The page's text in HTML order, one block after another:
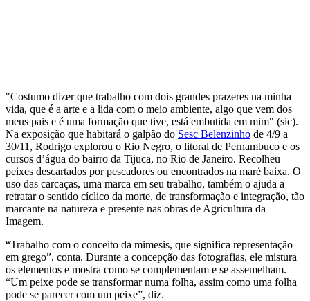
"Costumo dizer que trabalho com dois grandes prazeres na minha
vida, que é a arte e a lida com o meio ambiente, algo que vem dos
meus pais e é uma formação que tive, está embutida em mim" (sic).
Na exposição que habitará o galpão do Sesc Belenzinho de 4/9 a
30/11, Rodrigo explorou o Rio Negro, o litoral de Pernambuco e os
cursos d’água do bairro da Tijuca, no Rio de Janeiro. Recolheu
peixes descartados por pescadores ou encontrados na maré baixa. O
uso das carcaças, uma marca em seu trabalho, também o ajuda a
retratar o sentido cíclico da morte, de transformação e integração, tão
marcante na natureza e presente nas obras de Agricultura da
Imagem.
“Trabalho com o conceito da mimesis, que significa representação
em grego”, conta. Durante a concepção das fotografias, ele mistura
os elementos e mostra como se complementam e se assemelham.
“Um peixe pode se transformar numa folha, assim como uma folha
pode se parecer com um peixe”, diz.